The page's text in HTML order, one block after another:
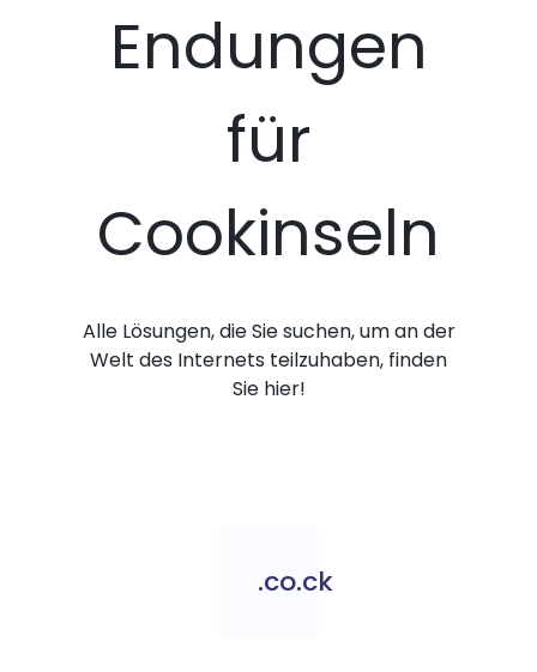
Endungen
für
Cookinseln
Alle Lösungen, die Sie suchen, um an der
Welt des Internets teilzuhaben, finden
Sie hier!
.co.ck